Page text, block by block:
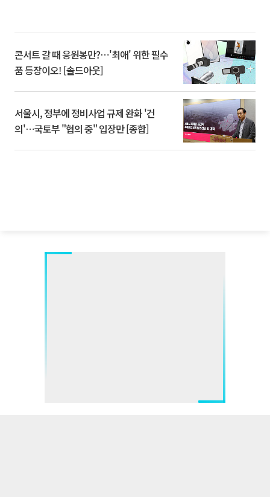
콘서트 갈 때 응원봉만?⋯'최애' 위한 필수
품 등장이오! [솔드아웃]
서울시, 정부에 정비사업 규제 완화 '건
의'⋯국토부 "협의 중" 입장만 [종합]